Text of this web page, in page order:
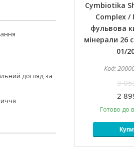
Cymbiotika
Complex /
фульвова
мінерали 26
01/
3
2
Готово до
догляд за